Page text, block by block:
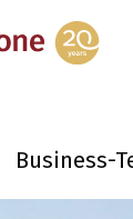
Business-